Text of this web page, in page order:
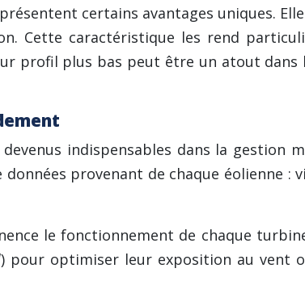
certains avantages uniques.
Cette caractéristique les rend
profil plus bas peut être un atout dans
indispensables dans la gestion
provenant de chaque éolienne
le fonctionnement de chaque
) pour optimiser leur exposition au vent